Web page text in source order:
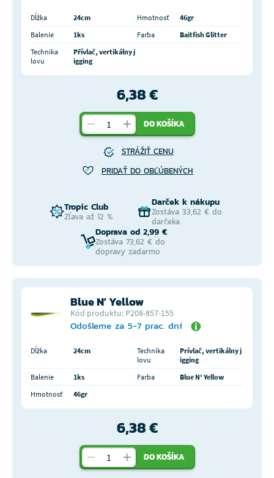
Dĺžka 24cm Hmotnosť
46gr
Balenie
1ks Farba
Baitfish Glitter
Technika
lovu
Přívlač, vertikálny j
igging
6,38 €
DO KOŠÍKA
STRÁŽIŤ CENU
PRIDAŤ DO OBĽÚBENÝCH
Tropic Club
Zľava až 12 %
Darček k nákupu
Zostáva 33,62 € do
darčeka
Doprava od 2,99 €
Zostáva 73,62 € do
dopravy zadarmo
Blue N' Yellow
Kód produktu: P208-857-155
Odošleme za 5-7 prac. dní
Dĺžka 24cm
Technika
lovu
Prívlač, vertikálny j
igging
Balenie
1ks Farba
Blue N' Yellow
Hmotnosť
46gr
6,38 €
DO KOŠÍKA